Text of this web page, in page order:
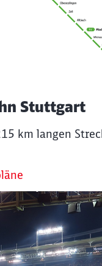
Stuttgart
km langen
Möchten